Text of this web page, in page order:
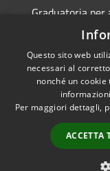
Graduatoria per
Accessibilità
Questo sito web
necessari al
nonché un
Per maggiori dettagli,
ACCETTA